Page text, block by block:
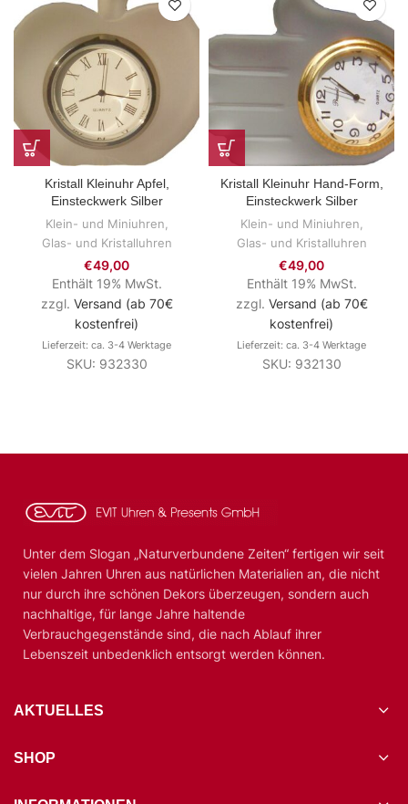
Kristall Kleinuhr Apfel,
Einsteckwerk Silber
Klein- und Miniuhren
Glas- und Kristalluhren
€49,00
Enthält 19% MwSt.
zzgl. Versand (ab 70€
kostenfrei)
Lieferzeit: ca. 3-4 Werktage
SKU: 932330
Kristall Kleinuhr Hand-Form,
Einsteckwerk Silber
Klein- und Miniuhren
Glas- und Kristalluhren
€49,00
Enthält 19% MwSt.
zzgl. Versand (ab 70€
kostenfrei)
Lieferzeit: ca. 3-4 Werktage
SKU: 932130
Unter dem Slogan „Naturverbundene Zeiten“ fertigen wir seit
vielen Jahren Uhren aus natürlichen Materialien an, die nicht
nur durch ihre schönen Dekors überzeugen, sondern auch
nachhaltige, für lange Jahre haltende
Verbrauchgegenstände sind, die nach Ablauf ihrer
Lebenszeit unbedenklich entsorgt werden können.
AKTUELLES
SHOP